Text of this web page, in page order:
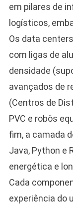
em pilares de
logísticos,
Os data
com ligas de
densidade
avançados de
(Centros de
PVC e robôs
fim, a camada
Java, Python e
energética e
Cada
experiência do